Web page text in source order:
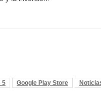
5 Google Play Store